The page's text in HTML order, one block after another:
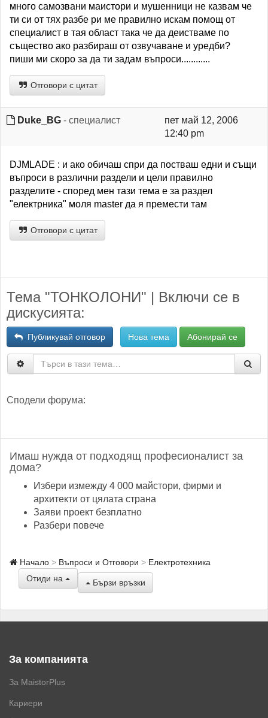
много самозвани маистори и мушенници не казвам че
ти си от тях разбе ри ме правилно искам помощ от
специалист в тая област така че да деистваме по
същество ако разбираш от озвучаване и уредби?
пиши ми скоро за да ти задам въпроси............
Отговори с цитат
Duke_BG - специалист
пет май 12, 2006
12:40 pm
DJMLADE : и ако обичаш спри да постваш едни и същи
въпроси в различни раздели и цели правилно
разделите - според мен тази тема е за раздел
"електрника" моля master да я премести там
Отговори с цитат
Тема "ТОНКОЛОНИ" | Включи се в
дискусията:
Публикувай отговор Нова тема Абонирай се
Сподели форума:
Имаш нужда от подходящ професионалист за
дома?
Избери измежду 4 000 майстори, фирми и
архитекти от цялата страна
Заяви проект безплатно
Разбери повече
Начало Въпроси и Отговори
Електротехника
Отиди на
Бързи връзки
За компанията
За MaistorPlus
Кариери